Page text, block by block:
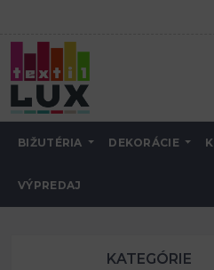
BIŽUTÉRIA DEKORÁCIE
VÝPREDAJ
Úvod trikotín
KATEGÓRIE